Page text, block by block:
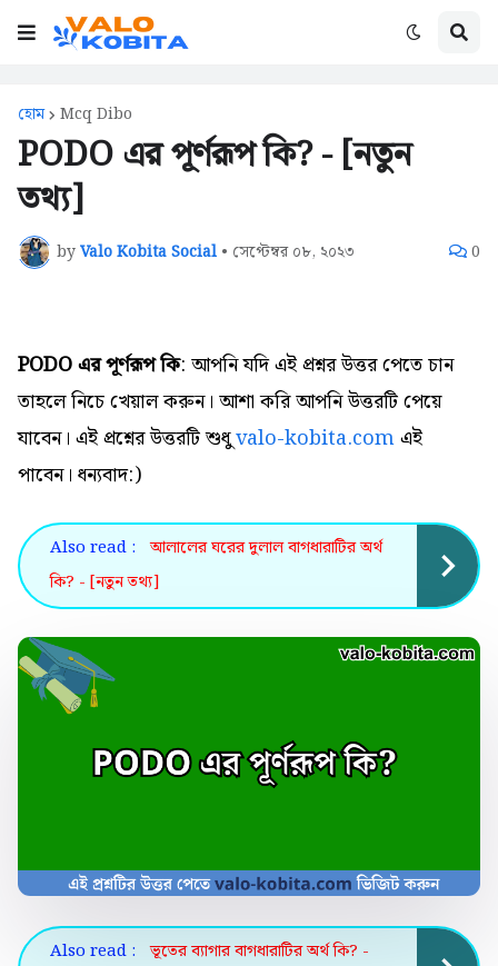
হোম Mcq Dibo
PODO এর পূর্ণরূপ কি? - [নতুন
তথ্য]
byValo Kobita Social • সেপ্টেম্বর ০৮, ২০২৩ 0
PODO এর পূর্ণরূপ কি: আপনি যদি এই প্রশ্নর উত্তর পেতে চান
তাহলে নিচে খেয়াল করুন। আশা করি আপনি উত্তরটি পেয়ে
যাবেন। এই প্রশ্নের উত্তরটি শুধুvalo-kobita.comএই
পাবেন। ধন্যবাদ:)
Also read : আলালের ঘরের দুলাল বাগধারাটির অর্থ
কি? - [নতুন তথ্য]
Also read : ভূতের ব্যাগার বাগধারাটির অর্থ কি? -